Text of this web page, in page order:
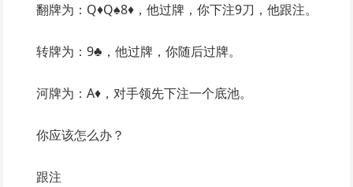
翻牌为：Q♦Q♠8♦，他过牌，你下注9刀，他跟注。
转牌为：9♣，他过牌，你随后过牌。
河牌为：A♦，对手领先下注一个底池。
你应该怎么办？
跟注